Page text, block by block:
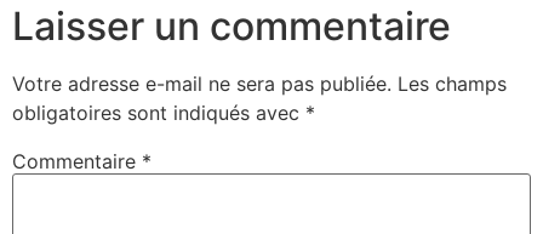
Laisser un commentaire
Votre adresse e-mail ne sera pas publiée. Les champs
obligatoires sont indiqués avec *
Commentaire *